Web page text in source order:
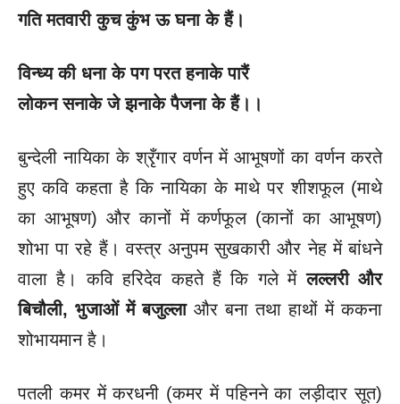
गति मतवारी कुच कुंभ ऊ घना के हैं।
विन्ध्य की धना के पग परत हनाके पारैं
लोकन सनाके जे झनाके पैजना के हैं।।
बुन्देली नायिका के श्रृँगार वर्णन में आभूषणों का वर्णन करते
हुए कवि कहता है कि नायिका के माथे पर शीशफूल (माथे
का आभूषण) और कानों में कर्णफूल (कानों का आभूषण)
शोभा पा रहे हैं। वस्त्र अनुपम सुखकारी और नेह में बांधने
वाला है। कवि हरिदेव कहते हैं कि गले मेंलल्लरी और
बिचौली, भुजाओं में बजुल्लाऔर बना तथा हाथों में ककना
शोभायमान है।
पतली कमर में करधनी (कमर में पहिनने का लड़ीदार सूत)